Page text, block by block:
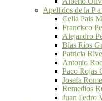
Apellidos de la P
Celia Pais
Francisco
Alejandro
Blas Ríos
Patricia
Antonio
Paco Rojas
Josefa
Remedios
Juan Pedro